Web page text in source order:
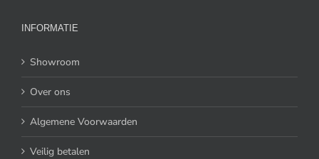
INFORMATIE
Showroom
Over ons
Algemene Voorwaarden
Veilig betalen